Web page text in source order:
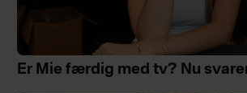
Er Mie færdig med tv? Nu